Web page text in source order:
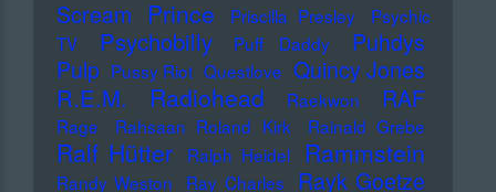
Scream
Prince Priscilla Presley
Psychic
TV
Psychobilly Puff Daddy
Puhdys
Pulp Pussy Riot Questlove Quincy Jones
R.E.M. Radiohead Raekwon RAF
Rage Rahsaan Roland Kirk Rainald Grebe
Ralf Hütter Ralph Heidel Rammstein
Randy Weston Ray Charles Rayk Goetze